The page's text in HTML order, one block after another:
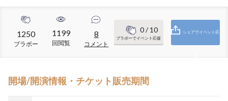
1250
ブラボー
1199
回閲覧
8
コメント
0/ 10
ブラボーでイベント応援
シェアでイベント応
開場/開演情報・チケット販売期間